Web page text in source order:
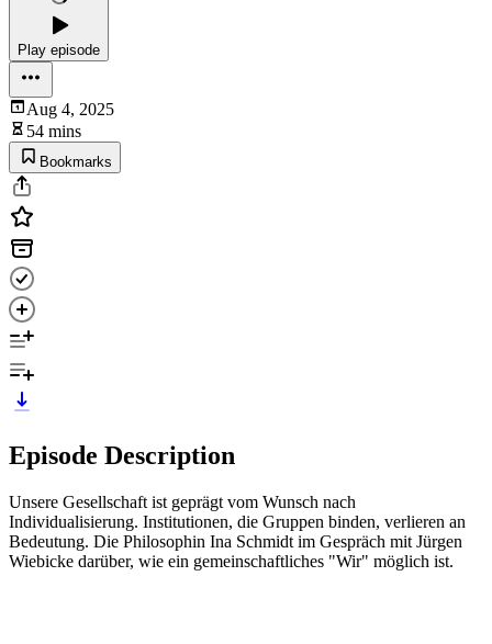
Play episode
Aug 4, 2025
54 mins
Bookmarks
Episode Description
Unsere Gesellschaft ist geprägt vom Wunsch nach
Individualisierung. Institutionen, die Gruppen binden, verlieren an
Bedeutung. Die Philosophin Ina Schmidt im Gespräch mit Jürgen
Wiebicke darüber, wie ein gemeinschaftliches "Wir" möglich ist.